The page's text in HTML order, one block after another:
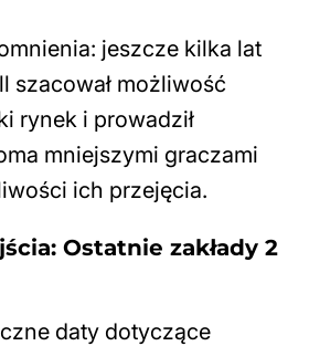
jeszcze kilka lat
szacował możliwość
rynek i prowadził
mniejszymi graczami
ich przejęcia.
Ostatnie zakłady 2
daty dotyczące